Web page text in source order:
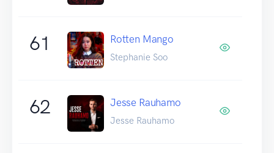
61 Rotten Mango
Stephanie Soo
62 Jesse Rauhamo
Jesse Rauhamo